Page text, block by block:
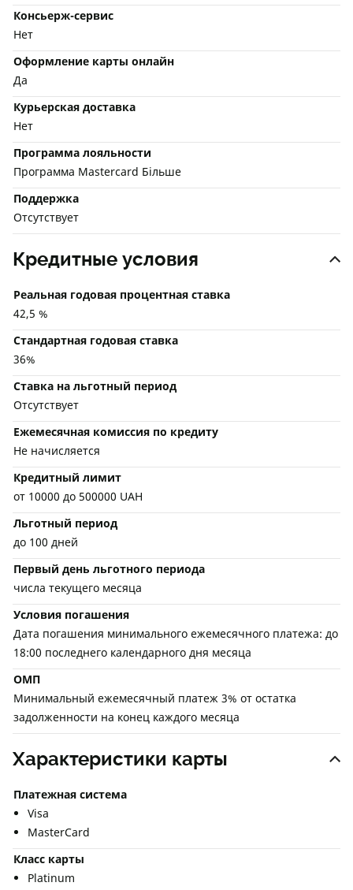
Консьерж-сервис
Нет
Оформление карты онлайн
Да
Курьерская доставка
Нет
Программа лояльности
Программа Mastercard Більше
Поддержка
Отсутствует
Кредитные условия
Реальная годовая процентная ставка
42,5 %
Стандартная годовая ставка
36%
Ставка на льготный период
Отсутствует
Ежемесячная комиссия по кредиту
Не начисляется
Кредитный лимит
от 10000 до 500000 UAH
Льготный период
до 100 дней
Первый день льготного периода
числа текущего месяца
Условия погашения
Дата погашения минимального ежемесячного платежа: до
18:00 последнего календарного дня месяца
ОМП
Минимальный ежемесячный платеж 3% от остатка
задолженности на конец каждого месяца
Характеристики карты
Платежная система
Visa
MasterCard
Класс карты
Platinum